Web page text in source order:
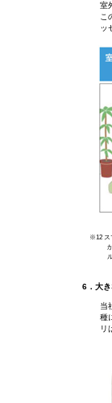
室
こ
ッ
※12 ス
6．大
当
種
リ